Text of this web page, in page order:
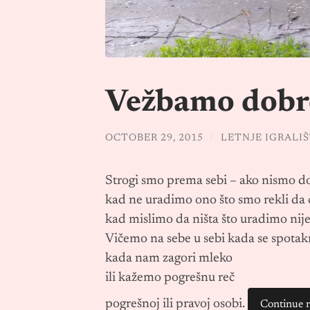
Vežbamo
OCTOBER 29, 2015 / LETNJE
Strogi smo prema sebi – ako nismo
kad ne uradimo ono što smo rekli da
kad mislimo da ništa što uradimo
Vičemo na sebe u sebi kada se
kada nam zagori mleko
ili kažemo pogrešnu reč
pogrešnoj ili pravoj osobi.
Continue